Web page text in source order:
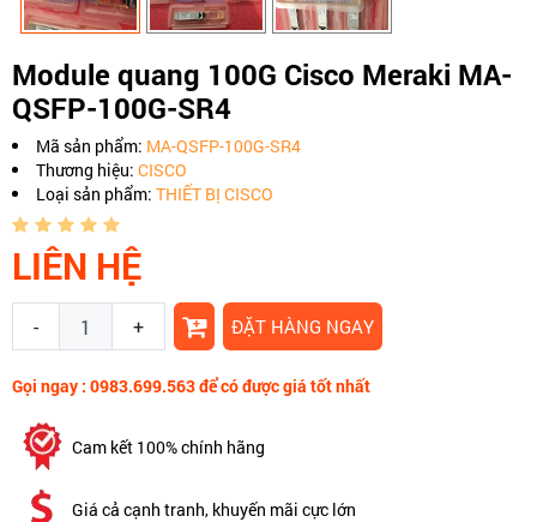
Module quang 100G Cisco Meraki MA-
QSFP-100G-SR4
Mã sản phẩm: MA-QSFP-100G-SR4
Thương hiệu: CISCO
Loại sản phẩm: THIẾT BỊ CISCO
LIÊN HỆ
- + ĐẶT HÀNG NGAY
Gọi ngay : 0983.699.563 để có được giá tốt nhất
Cam kết 100% chính hãng
Giá cả cạnh tranh, khuyến mãi cực lớn